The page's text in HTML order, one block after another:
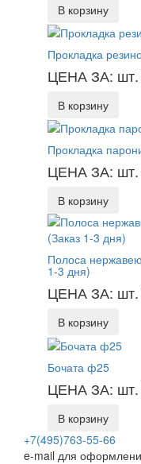
В корзину
Прокладка
ЦЕНА ЗА: шт.
В корзину
Прокладка
ЦЕНА ЗА: шт.
В корзину
Полоса
1-3 дня)
ЦЕНА ЗА: шт.
В корзину
Бочата ф25
ЦЕНА ЗА: шт.
В корзину
+7(495)763-55-66
e-mail для